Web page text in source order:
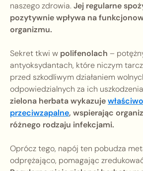
naszego zdrowia.Jej regularne
pozytywnie wpływa na
organizmu.
Sekret tkwi w polifenolach –
antyoksydantach, które niczym
przed szkodliwym działaniem
odpowiedzialnych za ich
zielona herbata wykazuje
przeciwzapalne, wspierając
różnego rodzaju infekcjami.
Oprócz tego, napój ten pobudza
odprężająco, pomagając